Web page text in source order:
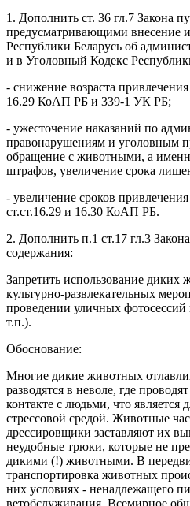
1. Дополнить ст. 36 гл.7 Закона
предусматривающими внесение
Республики Беларусь об
и в Уголовный Кодекс
- снижение возраста привлечения
16.29 КоАП РБ и 339-1 УК РБ;
- ужесточение наказаний по
правонарушениям и уголовным
обращение с животными, а
штрафов, увеличение срока
- увеличение сроков
ст.ст.16.29 и 16.30 КоАП РБ.
2. Дополнить п.1 ст.17 гл.3
содержания:
Запретить использование диких
культурно-развлекательных
проведении уличных фотосессий
т.п.).
Обоснование:
Многие дикие животных
разводятся в неволе, где
контакте с людьми, что является
стрессовой средой. Животные
дрессировщики заставляют их
неудобные трюки, которые не
дикими (!) животными. В
транспортировка животных
них условиях - ненадлежащего
ветобслуживания. Всемирное